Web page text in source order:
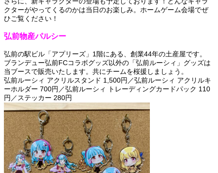
クターがやってくるのかは当日のお楽しみ。ホームゲーム会場でぜ
ひご覧ください！
弘前物産パルシー
弘前の駅ビル「アプリーズ」1階にある、創業44年の土産屋です。
ブランデュー弘前FCコラボグッズ以外の「弘前ルーシィ」グッズは
当ブースで販売いたします。共にチームを桜援しましょう。
弘前ルーシィ アクリルスタンド 1,500円／弘前ルーシィ アクリルキ
ーホルダー 700円／弘前ルーシィ トレーディングカードパック 110
円／ステッカー 280円